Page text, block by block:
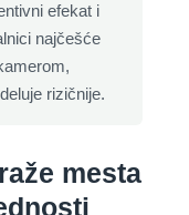
efekat i
najčešće
rizičnije.
mesta